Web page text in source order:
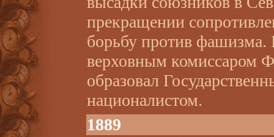
прекращении
борьбу против фашизма.
верховным комиссаром
образовал
националистом.
1889